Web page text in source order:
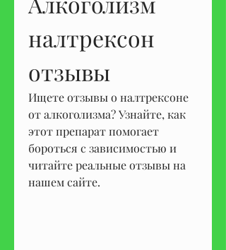
налтрексон
отзывы
Ищете отзывы о налтрексоне
от алкоголизма? Узнайте, как
этот препарат помогает
бороться с зависимостью и
читайте реальные отзывы на
нашем сайте.